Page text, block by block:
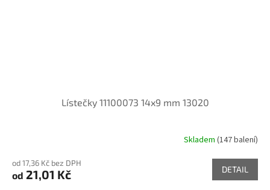
Lístečky 11100073 14x9 mm 13020
Skladem (147 balení)
od 17,36 Kč bez DPH
od 21,01 Kč DETAIL